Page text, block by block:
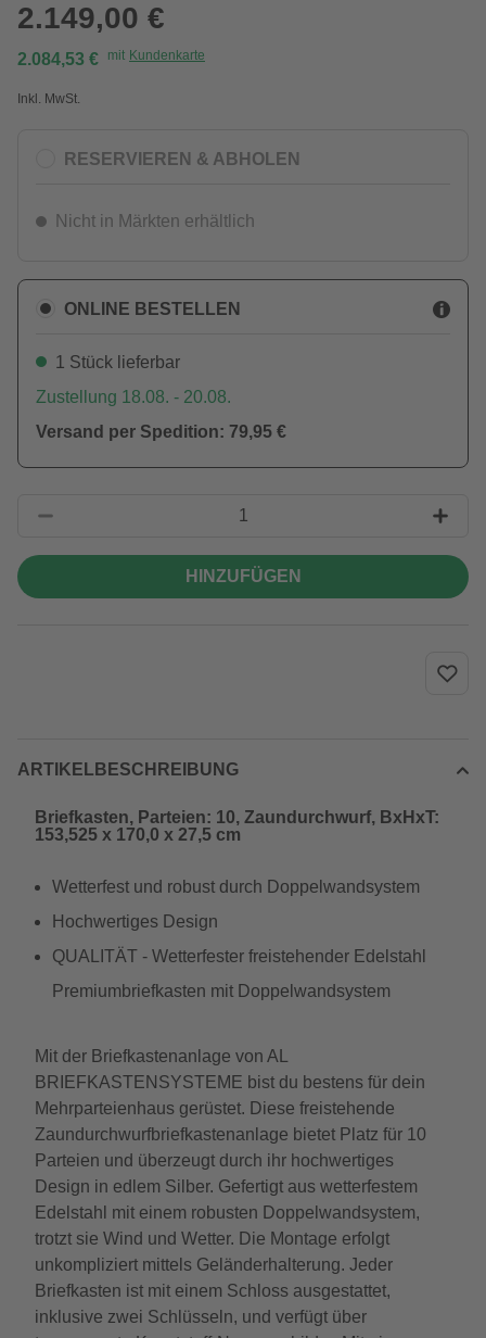
2.149,00 €
2.084,53 € mit Kundenkarte
Inkl. MwSt.
RESERVIEREN & ABHOLEN
Nicht in Märkten erhältlich
ONLINE BESTELLEN
1 Stück lieferbar
Zustellung 18.08. - 20.08.
Versand per Spedition: 79,95 €
HINZUFÜGEN
ARTIKELBESCHREIBUNG
Briefkasten, Parteien: 10, Zaundurchwurf, BxHxT:
153,525 x 170,0 x 27,5 cm
Wetterfest und robust durch Doppelwandsystem
Hochwertiges Design
QUALITÄT - Wetterfester freistehender Edelstahl
Premiumbriefkasten mit Doppelwandsystem
Mit der Briefkastenanlage von AL
BRIEFKASTENSYSTEME bist du bestens für dein
Mehrparteienhaus gerüstet. Diese freistehende
Zaundurchwurfbriefkastenanlage bietet Platz für 10
Parteien und überzeugt durch ihr hochwertiges
Design in edlem Silber. Gefertigt aus wetterfestem
Edelstahl mit einem robusten Doppelwandsystem,
trotzt sie Wind und Wetter. Die Montage erfolgt
unkompliziert mittels Geländerhalterung. Jeder
Briefkasten ist mit einem Schloss ausgestattet,
inklusive zwei Schlüsseln, und verfügt über